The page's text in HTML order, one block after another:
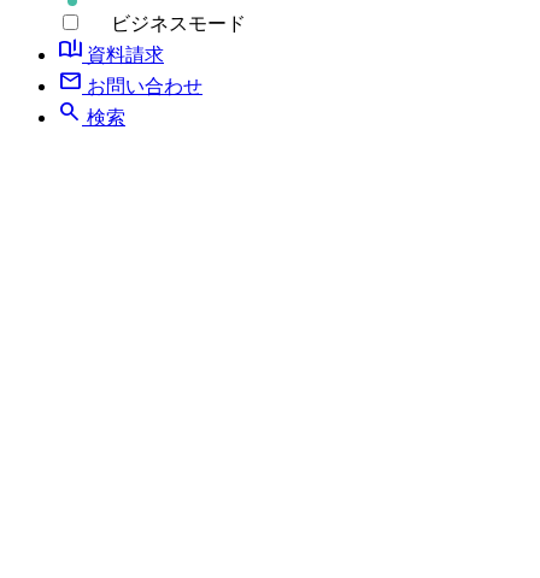
ビジネスモード
book_ribbon 資料請求
mail お問い合わせ
search 検索